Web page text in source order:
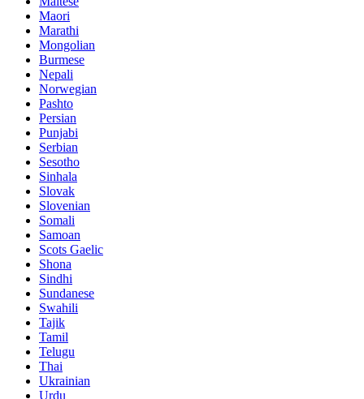
Maori
Marathi
Mongolian
Burmese
Nepali
Norwegian
Pashto
Persian
Punjabi
Serbian
Sesotho
Sinhala
Slovak
Slovenian
Somali
Samoan
Scots Gaelic
Shona
Sindhi
Sundanese
Swahili
Tajik
Tamil
Telugu
Thai
Ukrainian
Urdu